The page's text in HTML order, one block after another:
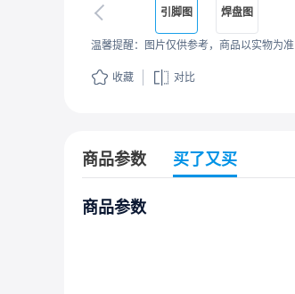
引脚图 焊盘图
温馨提醒：图片仅供参考，商品以实物为准
收藏 对比
商品参数 买了又买
商品参数